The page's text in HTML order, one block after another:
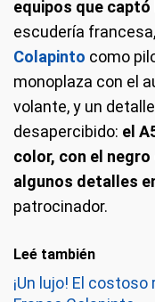
equipos que
escudería
Colapinto como
monoplaza con el
volante, y un
desapercibido: el
color, con el
algunos detalles
patrocinador.
Leé también
¡Un lujo! El